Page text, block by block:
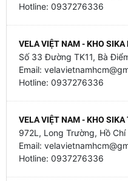
Hotline: 0937276336
VELA VIỆT NAM - KHO SIKA
Số 33 Đường TK11, Bà
Email:
Hotline: 0937276336
VELA VIỆT NAM - KHO SIKA
972L, Long Trường, Hồ
Email:
Hotline: 0937276336